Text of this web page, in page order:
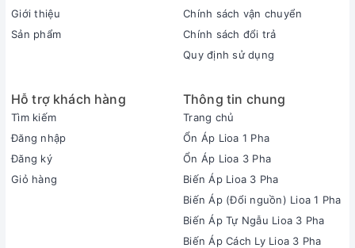
Giới thiệu
Sản phẩm
Chính sách vận chuyển
Chính sách đổi trả
Quy định sử dụng
Hỗ trợ khách hàng
Tìm kiếm
Đăng nhập
Đăng ký
Giỏ hàng
Thông tin chung
Trang chủ
Ổn Áp Lioa 1 Pha
Ổn Áp Lioa 3 Pha
Biến Áp Lioa 3 Pha
Biến Áp (Đổi nguồn) Lioa 1 Pha
Biến Áp Tự Ngẫu Lioa 3 Pha
Biến Áp Cách Ly Lioa 3 Pha